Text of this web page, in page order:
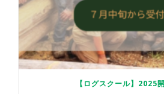
【ログスクール】2025